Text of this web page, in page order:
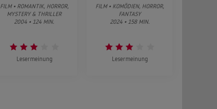
FILM • ROMANTIK, HORROR,
MYSTERY & THRILLER
2004 • 124 MIN.
Lesermeinung
FILM • KOMÖDIEN, HORROR,
FANTASY
2024 • 158 MIN.
Lesermeinung